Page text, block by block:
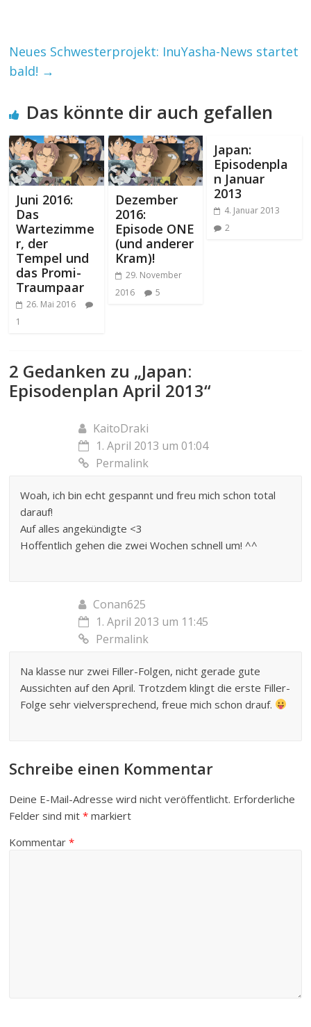
Neues Schwesterprojekt: InuYasha-News startet
bald! →
Das könnte dir auch gefallen
Juni 2016:
Das
Wartezimme
r, der
Tempel und
das Promi-
Traumpaar
26. Mai 2016
1
Dezember
2016:
Episode ONE
(und anderer
Kram)!
29. November
2016
5
Japan:
Episodenpla
n Januar
2013
4. Januar 2013
2
2 Gedanken zu „Japan:
Episodenplan April 2013“
KaitoDraki
1. April 2013 um 01:04
Permalink
Woah, ich bin echt gespannt und freu mich schon total
darauf!
Auf alles angekündigte <3
Hoffentlich gehen die zwei Wochen schnell um! ^^
Conan625
1. April 2013 um 11:45
Permalink
Na klasse nur zwei Filler-Folgen, nicht gerade gute
Aussichten auf den April. Trotzdem klingt die erste Filler-
Folge sehr vielversprechend, freue mich schon drauf.
Schreibe einen Kommentar
Deine E-Mail-Adresse wird nicht veröffentlicht. Erforderliche
Felder sind mit* markiert
Kommentar*